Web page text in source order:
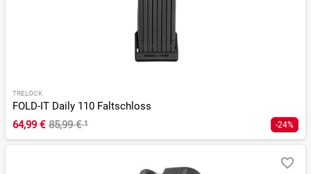
TRELOCK
FOLD-IT Daily 110 Faltschloss
64,99 € 85,99 €¹ -24%